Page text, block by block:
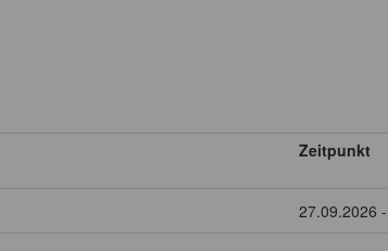
Zeitpunkt
27.09.2026